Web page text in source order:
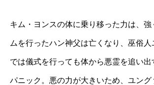
キム・ヨンスの体に乗り移った力は、
ムを行ったハン神父は亡くなり、巫俗人
では儀式を行っても体から悪霊を追い
パニック。悪の力が大きいため、ユン